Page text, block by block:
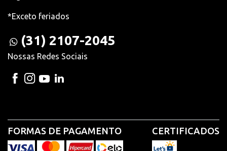
*Exceto feriados
(31) 2107-2045
Nossas Redes Sociais
FORMAS DE PAGAMENTO CERTIFICADOS